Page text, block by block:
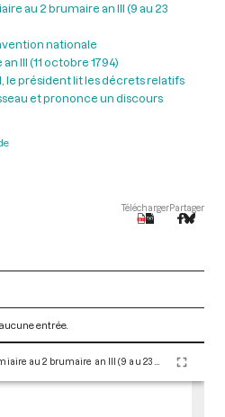
au 2 brumaire an III (9 au 23
nationale
III (11 octobre 1794)
le président lit les décrets relatifs
et prononce un discours
TéléchargerPartager
entrée.